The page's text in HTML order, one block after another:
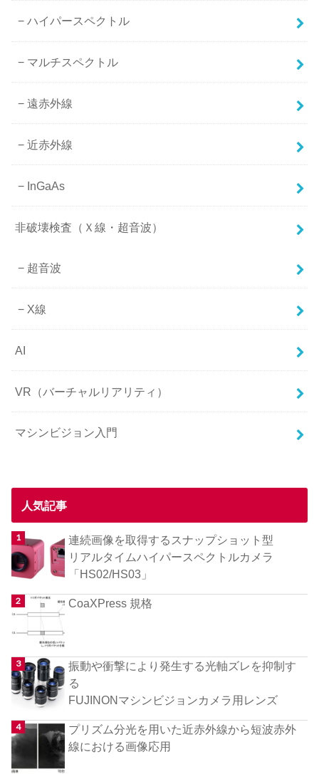
ハイパースペクトル
マルチスペクトル
遠赤外線
近赤外線
InGaAs
非破壊検査（Ｘ線・超音波）
超音波
X線
AI
VR（バーチャルリアリティ）
マシンビジョン入門
人気記事
連続画像を取得するスナップショット型
リアルタイムハイパースペクトルカメラ
「HS02/HS03」
CoaXPress 規格
振動や衝撃により発生する光軸ズレを抑制す
る
FUJINONマシンビジョンカメラ用レンズ
プリズム分光を用いた近赤外線から短波赤外
線における画像応用